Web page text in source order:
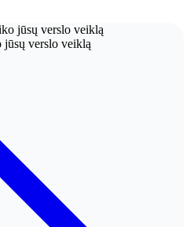
jūsų verslo veiklą